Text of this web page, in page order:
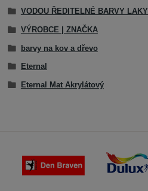
VODOU ŘEDITELNÉ BARVY LAKY
VÝROBCE | ZNAČKA
barvy na kov a dřevo
Eternal
Eternal Mat Akrylátový